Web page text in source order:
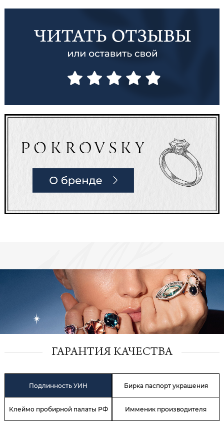
ГАРАНТИЯ КАЧЕСТВА
Подлинность УИН Бирка паспорт украшения
Клеймо пробирной палаты РФ Имменик производителя